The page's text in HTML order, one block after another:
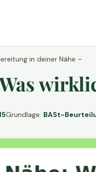
in deiner Nähe –
Grundlage: BASt-